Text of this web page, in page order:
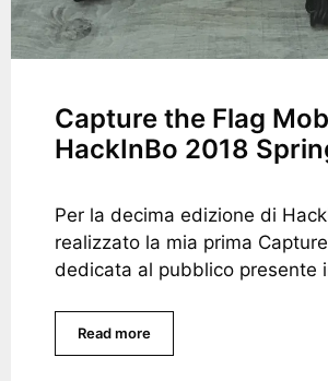
Capture the Flag
HackInBo 2018
Per la decima edizione di
realizzato la mia prima
dedicata al pubblico presente
Read more